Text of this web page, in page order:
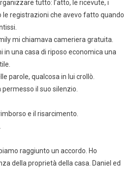
tutto: l’atto, le ricevute, i
le registrazioni che avevo fatto quando
mi chiamava cameriera gratuita.
in una casa di riposo economica una
parole, qualcosa in lui crollò.
il suo silenzio.
e il risarcimento.
raggiunto un accordo. Ho
della proprietà della casa. Daniel ed